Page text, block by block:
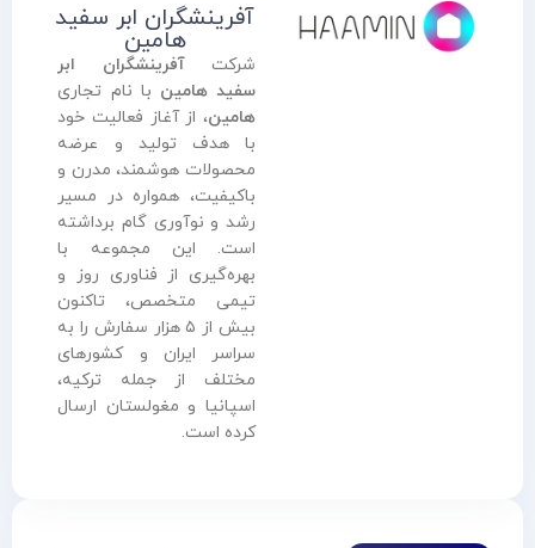
آفرینشگران ابر سفید
هامین
شرکتآفرینشگران ابر
سفید هامین با نام تجاری
هامین، از آغاز فعالیت خود
با هدف تولید و عرضه
محصولات هوشمند، مدرن و
باکیفیت، همواره در مسیر
رشد و نوآوری گام برداشته
است. این مجموعه با
بهره‌گیری از فناوری روز و
تیمی متخصص، تاکنون
بیش از ۵ هزار سفارش را به
سراسر ایران و کشورهای
مختلف از جمله ترکیه،
اسپانیا و مغولستان ارسال
کرده است.